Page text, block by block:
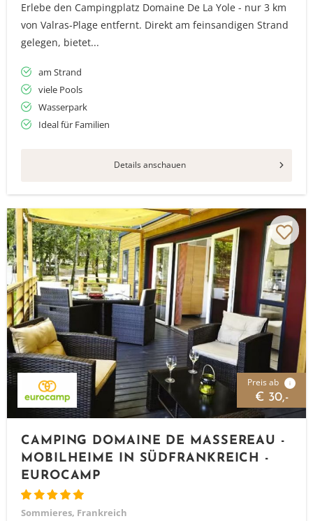
Erlebe den Campingplatz Domaine De La Yole - nur 3 km
von Valras-Plage entfernt. Direkt am feinsandigen Strand
gelegen, bietet...
am Strand
viele Pools
Wasserpark
Ideal für Familien
Details anschauen
Preis ab i
€ 30,-
CAMPING DOMAINE DE MASSEREAU -
MOBILHEIME IN SÜDFRANKREICH -
EUROCAMP
Sommieres, Frankreich